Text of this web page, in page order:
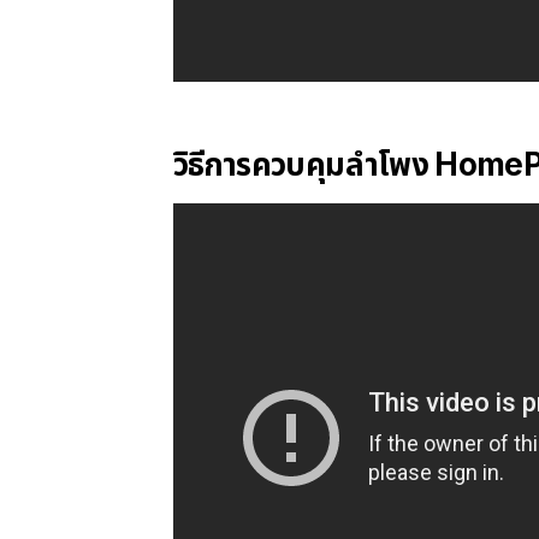
วิธีการควบคุมลำโพง